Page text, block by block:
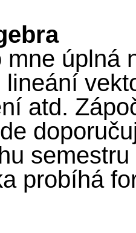
mne úplná
atd.
probíhá